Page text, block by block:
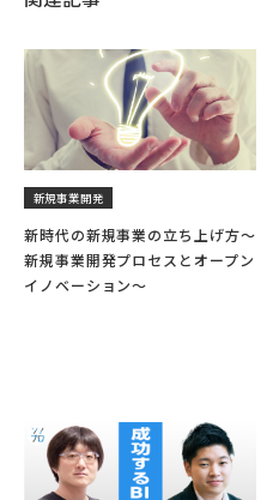
新規事業開発
新時代の新規事業の立ち上げ方〜
新規事業開発プロセスとオープン
イノベーション〜